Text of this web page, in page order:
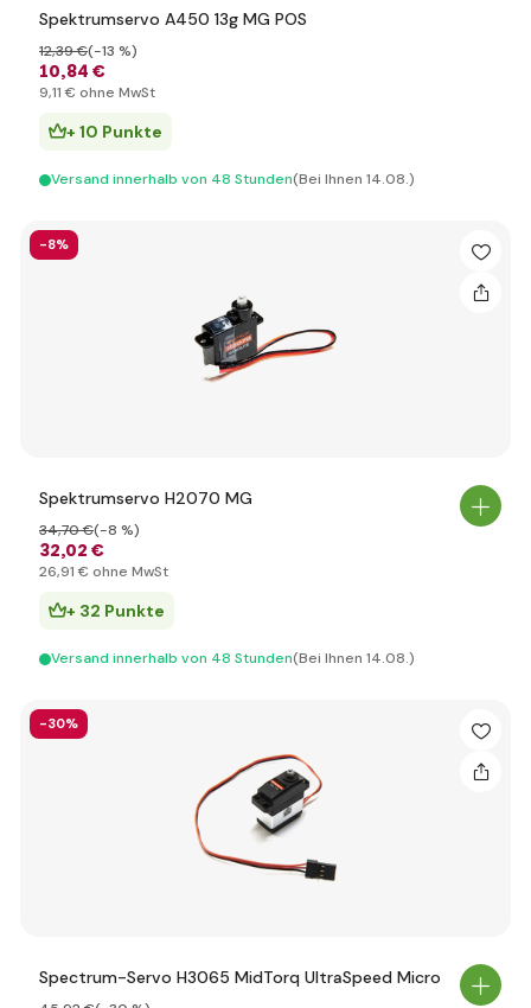
Spektrumservo A450 13g MG POS
10,84 €
12,39 €(-13 %)
9,11 € ohne MwSt
+ 10 Punkte
Versand innerhalb von 48 Stunden(Bei Ihnen 14.08.)
-8%
Spektrumservo H2070 MG
32,02 €
34,70 €(-8 %)
26,91 € ohne MwSt
+ 32 Punkte
Versand innerhalb von 48 Stunden(Bei Ihnen 14.08.)
-30%
Spectrum-Servo H3065 MidTorq UltraSpeed Micro